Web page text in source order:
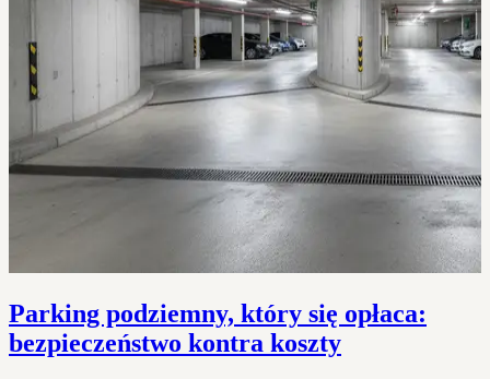
Parking podziemny, który się opłaca:
bezpieczeństwo kontra koszty